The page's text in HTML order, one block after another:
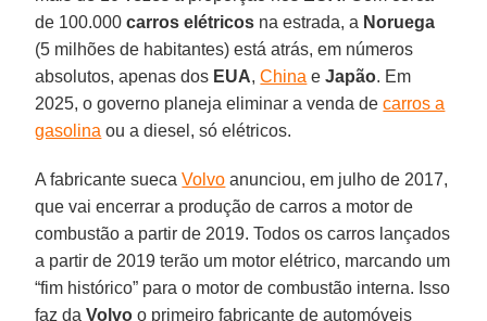
de 100.000carros elétricos na estrada, a Noruega
(5 milhões de habitantes) está atrás, em números
absolutos, apenas dos EUA,China eJapão. Em
2025, o governo planeja eliminar a venda decarros a
gasolina ou a diesel, só elétricos.
A fabricante suecaVolvo anunciou, em julho de 2017,
que vai encerrar a produção de carros a motor de
combustão a partir de 2019. Todos os carros lançados
a partir de 2019 terão um motor elétrico, marcando um
“fim histórico” para o motor de combustão interna. Isso
faz daVolvo o primeiro fabricante de automóveis